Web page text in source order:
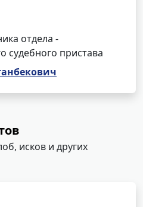
отдела -
судебного пристава
исков и других